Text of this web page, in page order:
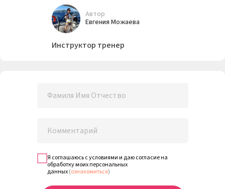
Автор
Евгения Можаева
Инструктор тренер
Я соглашаюсь с условиями и даю согласие на
обработку моих персональных
данных(ознакомиться)